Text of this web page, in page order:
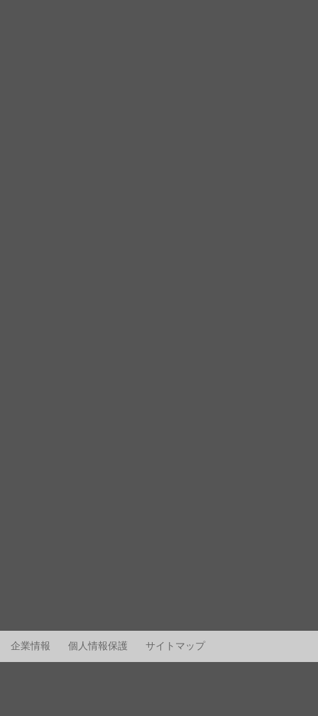
企業情報 個人情報保護 サイトマップ